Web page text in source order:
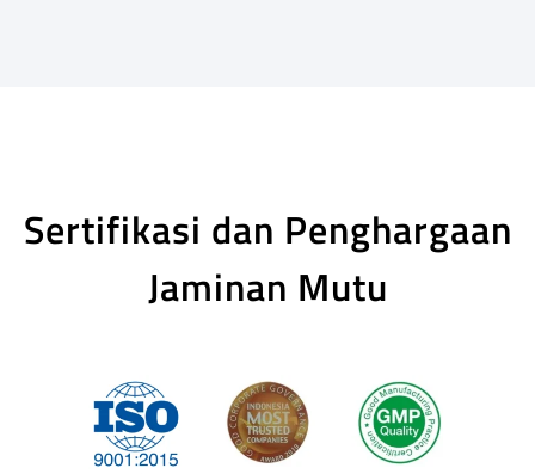
Sertifikasi dan Penghargaan
Jaminan Mutu